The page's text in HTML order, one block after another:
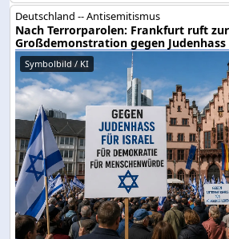
Deutschland -- Antisemitismus
Nach Terrorparolen: Frankfurt ruft zur
Großdemonstration gegen Judenhass
Symbolbild / KI